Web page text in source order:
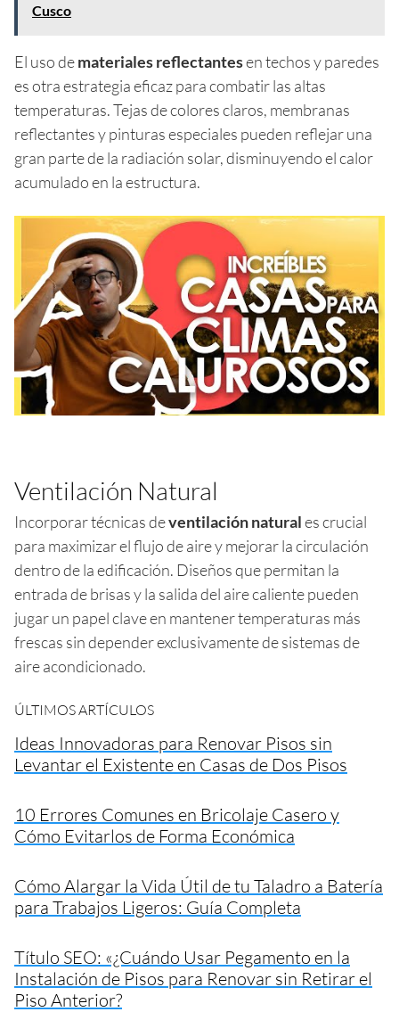
Cusco
El uso demateriales reflectantesen techos y paredes
es otra estrategia eficaz para combatir las altas
temperaturas. Tejas de colores claros, membranas
reflectantes y pinturas especiales pueden reflejar una
gran parte de la radiación solar, disminuyendo el calor
acumulado en la estructura.
Ventilación Natural
Incorporar técnicas deventilación naturales crucial
para maximizar el flujo de aire y mejorar la circulación
dentro de la edificación. Diseños que permitan la
entrada de brisas y la salida del aire caliente pueden
jugar un papel clave en mantener temperaturas más
frescas sin depender exclusivamente de sistemas de
aire acondicionado.
ÚLTIMOS ARTÍCULOS
Ideas Innovadoras para Renovar Pisos sin
Levantar el Existente en Casas de Dos Pisos
10 Errores Comunes en Bricolaje Casero y
Cómo Evitarlos de Forma Económica
Cómo Alargar la Vida Útil de tu Taladro a Batería
para Trabajos Ligeros: Guía Completa
Título SEO: «¿Cuándo Usar Pegamento en la
Instalación de Pisos para Renovar sin Retirar el
Piso Anterior?